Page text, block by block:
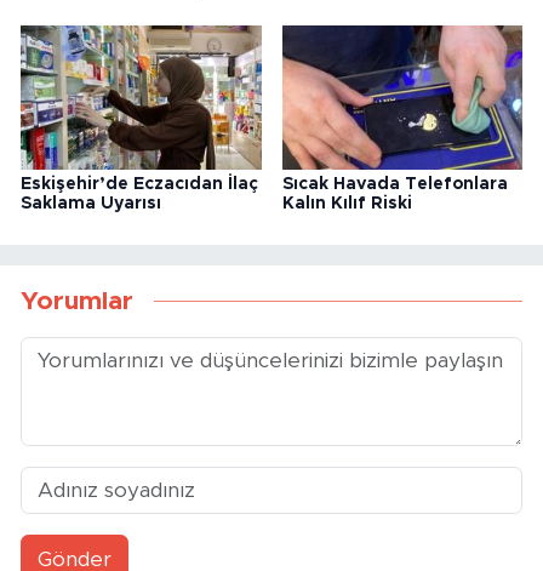
Eskişehir’de Eczacıdan İlaç
Saklama Uyarısı
Sıcak Havada Telefonlara
Kalın Kılıf Riski
Yorumlar
Gönder